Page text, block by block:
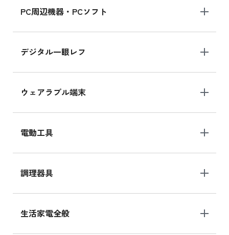
PC周辺機器・PCソフト
デジタル一眼レフ
ウェアラブル端末
電動工具
調理器具
生活家電全般
MK2K3J/Aの新品買取価格はこちら